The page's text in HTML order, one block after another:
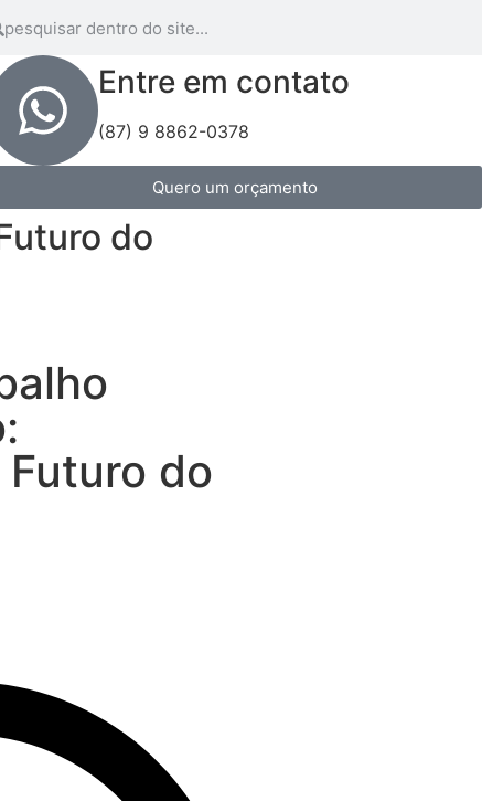
Entre em contato
(87) 9 8862-0378
Quero um orçamento
do
do